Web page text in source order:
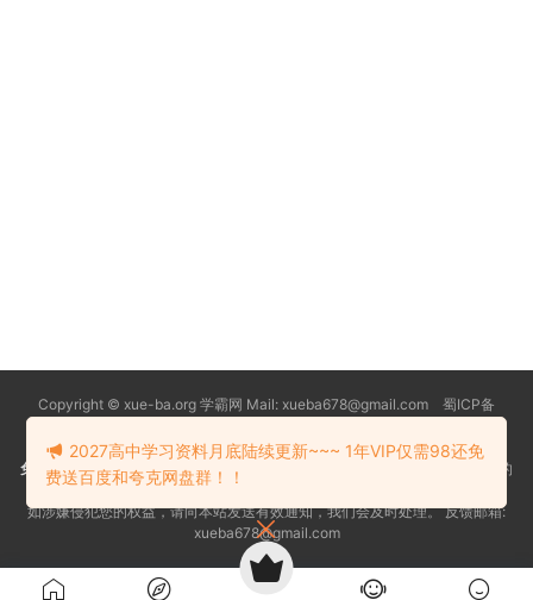
Copyright © xue-ba.org 学霸网 Mail: xueba678@gmail.com 蜀ICP备
常见问题
更新日志 忘记密码本站推荐浏览器：Edge浏览器
免责声明 ：本站资源均搜索自互联网和网友分享,仅供大家学习交流,不对资料的
真实性和安全性负责！
如涉嫌侵犯您的权益，请向本站发送有效通知，我们会及时处理。 反馈邮箱:
xueba678@gmail.com
2027高中学习资料月底陆续更新~~~ 1年VIP仅需98还免
费送百度和夸克网盘群！！